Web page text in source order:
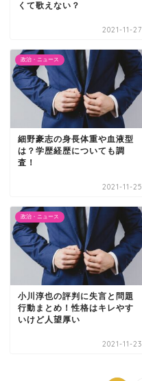
くて歌えない？
2021-11-27
政治・ニュース
細野豪志の身長体重や血液型
は？学歴経歴についても調
査！
2021-11-25
政治・ニュース
小川淳也の評判に失言と問題
行動まとめ！性格はキレやす
いけど人望厚い
2021-11-23